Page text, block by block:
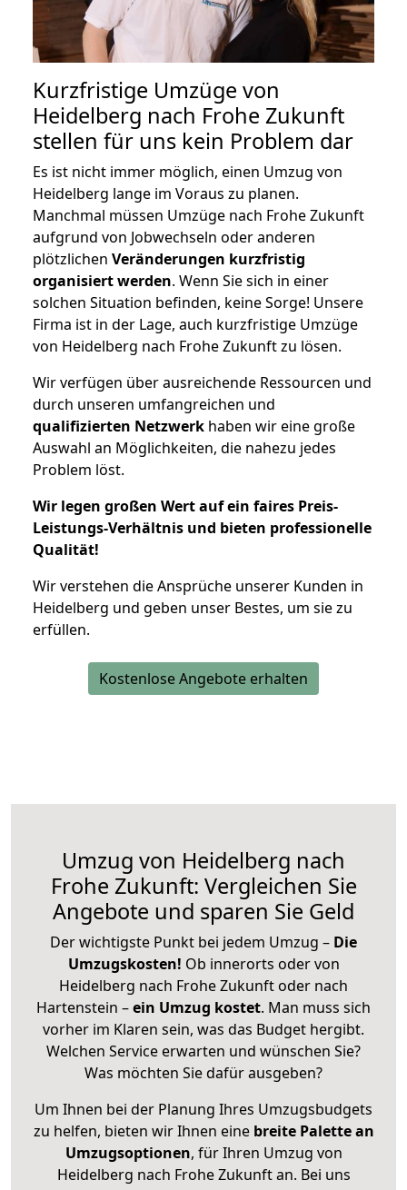
Kurzfristige Umzüge von
Heidelberg nach Frohe Zukunft
stellen für uns kein Problem dar
Es ist nicht immer möglich, einen Umzug von
Heidelberg lange im Voraus zu planen.
Manchmal müssen Umzüge nach Frohe Zukunft
aufgrund von Jobwechseln oder anderen
plötzlichen Veränderungen kurzfristig
organisiert werden. Wenn Sie sich in einer
solchen Situation befinden, keine Sorge! Unsere
Firma ist in der Lage, auch kurzfristige Umzüge
von Heidelberg nach Frohe Zukunft zu lösen.
Wir verfügen über ausreichende Ressourcen und
durch unseren umfangreichen und
qualifizierten Netzwerk haben wir eine große
Auswahl an Möglichkeiten, die nahezu jedes
Problem löst.
Wir legen großen Wert auf ein faires Preis-
Leistungs-Verhältnis und bieten professionelle
Qualität!
Wir verstehen die Ansprüche unserer Kunden in
Heidelberg und geben unser Bestes, um sie zu
erfüllen.
Kostenlose Angebote erhalten
Umzug von Heidelberg nach
Frohe Zukunft: Vergleichen Sie
Angebote und sparen Sie Geld
Der wichtigste Punkt bei jedem Umzug – Die
Umzugskosten! Ob innerorts oder von
Heidelberg nach Frohe Zukunft oder nach
Hartenstein –ein Umzug kostet. Man muss sich
vorher im Klaren sein, was das Budget hergibt.
Welchen Service erwarten und wünschen Sie?
Was möchten Sie dafür ausgeben?
Um Ihnen bei der Planung Ihres Umzugsbudgets
zu helfen, bieten wir Ihnen eine breite Palette an
Umzugsoptionen, für Ihren Umzug von
Heidelberg nach Frohe Zukunft an. Bei uns